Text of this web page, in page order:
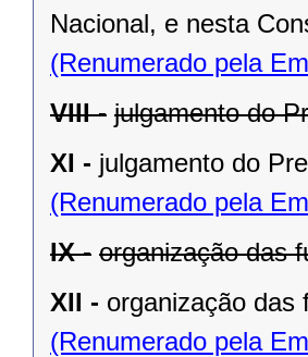
Nacional, e nesta
(Renumerado pela
VIII - julgamento do
XI - julgamento do
(Renumerado pela
IX - organização das
XII - organização das
(Renumerado pela